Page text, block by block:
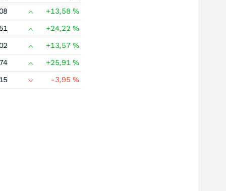
+13,58%
+24,22%
+13,57%
+25,91%
-3,95%